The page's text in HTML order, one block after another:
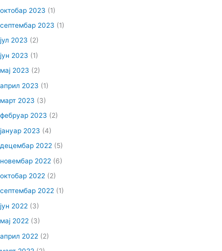
октобар 2023 (1)
септембар 2023 (1)
јул 2023 (2)
јун 2023 (1)
мај 2023 (2)
април 2023 (1)
март 2023 (3)
фебруар 2023 (2)
јануар 2023 (4)
децембар 2022 (5)
новембар 2022 (6)
октобар 2022 (2)
септембар 2022 (1)
јун 2022 (3)
мај 2022 (3)
април 2022 (2)